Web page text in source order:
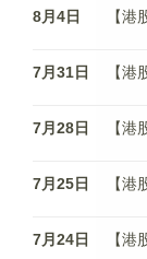
8月4日 【
7月31日 【
7月28日 【
7月25日 【
7月24日 【